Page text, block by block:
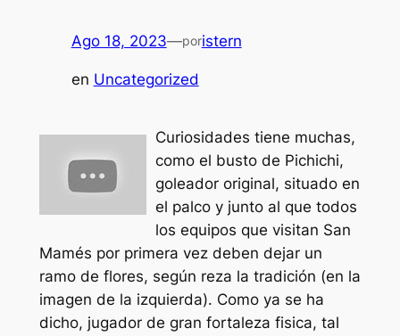
Ago 18, 2023—poristern
en Uncategorized
Curiosidades tiene muchas,
como el busto de Pichichi,
goleador original, situado en
el palco y junto al que todos
los equipos que visitan San
Mamés por primera vez deben dejar un
ramo de flores, según reza la tradición (en la
imagen de la izquierda). Como ya se ha
dicho, jugador de gran fortaleza fisica, tal